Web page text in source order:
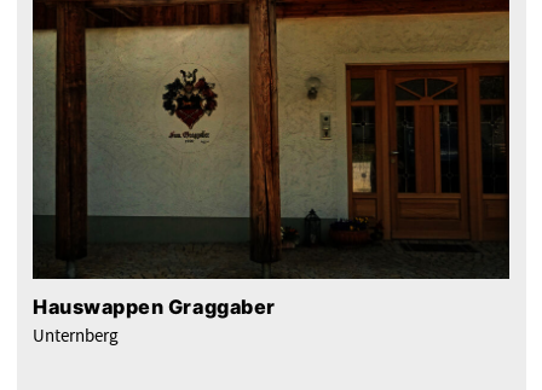
Hauswappen Graggaber
Unternberg